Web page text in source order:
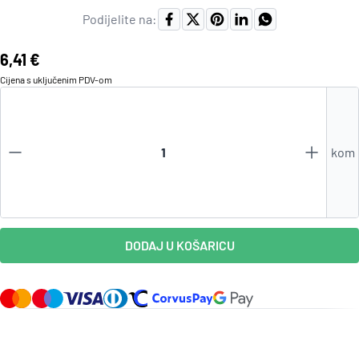
Podijelite na:
Cijena:
6,41 €
Cijena s uključenim PDV-om
kom
DODAJ U KOŠARICU